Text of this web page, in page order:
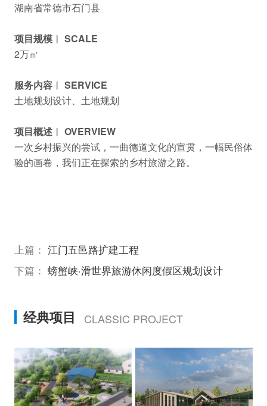
湖南省常德市石门县
项目规模︱ SCALE
2万㎡
服务内容︱ SERVICE
土地规划设计、土地规划
项目概述︱ OVERVIEW
一次乡村振兴的尝试，一曲德道文化的宣贯，一幅民俗体
验的画卷，我们正在探索的乡村旅游之路。
上篇： 江门五邑路扩建工程
下篇： 螃蟹峡·滑世界旅游休闲度假区规划设计
经典项目 CLASSIC PROJECT